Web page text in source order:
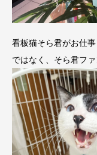
看板猫そら君がお仕
ではなく、そら君フ